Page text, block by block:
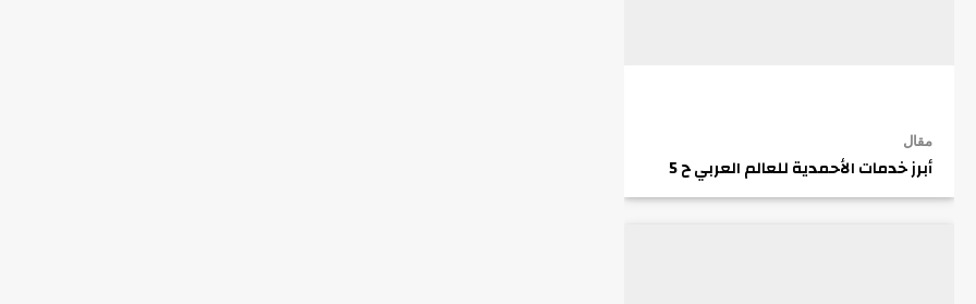
مقال
أبرز خدمات الأحمدية للعالم العربي ح 5